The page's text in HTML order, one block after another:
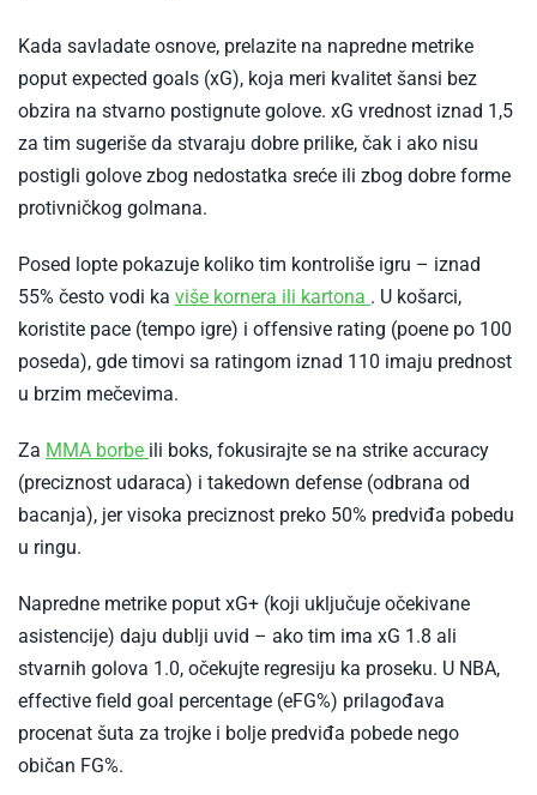
Kada savladate osnove, prelazite na napredne metrike
poput expected goals (xG), koja meri kvalitet šansi bez
obzira na stvarno postignute golove. xG vrednost iznad 1,5
za tim sugeriše da stvaraju dobre prilike, čak i ako nisu
postigli golove zbog nedostatka sreće ili zbog dobre forme
protivničkog golmana.​
Posed lopte pokazuje koliko tim kontroliše igru – iznad
55% često vodi ka više kornera ili kartona -
Kladjenje
na
kornere
. U košarci,
koristite pace (tempo igre) i offensive rating (poene po 100
poseda), gde timovi sa ratingom iznad 110 imaju prednost
u brzim mečevima.​
Za MMA borbe -
Strategije
za
mma
borbe
ili boks, fokusirajte se na strike accuracy
(preciznost udaraca) i takedown defense (odbrana od
bacanja), jer visoka preciznost preko 50% predviđa pobedu
u ringu.​
Napredne metrike poput xG+ (koji uključuje očekivane
asistencije) daju dublji uvid – ako tim ima xG 1.8 ali
stvarnih golova 1.0, očekujte regresiju ka proseku. U NBA,
effective field goal percentage (eFG%) prilagođava
procenat šuta za trojke i bolje predviđa pobede nego
običan FG%.